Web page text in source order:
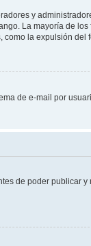
y
La mayoría de los
la expulsión del
de e-mail por
de poder publicar y